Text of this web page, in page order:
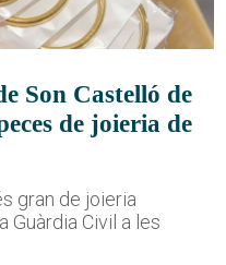
Son Castelló de
de joieria de
gran de joieria
Guàrdia Civil a les